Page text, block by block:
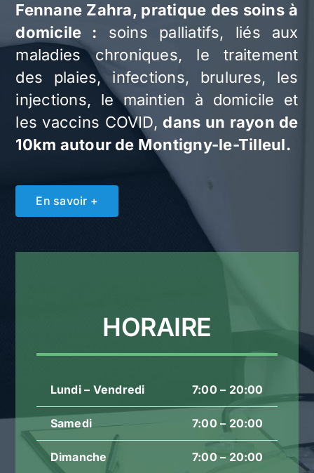
Fennane Zahra, pratique des soins à
domicile : soins palliatifs, liés aux
maladies chroniques, le traitement
des plaies, infections, brulures, les
injections, le maintien à domicile et
les vaccins COVID, dans un rayon de
10km autour de Montigny-le-Tilleul.
En savoir +
HORAIRE
Lundi – Vendredi 7:00 – 20:00
Samedi 7:00 – 20:00
Dimanche 7:00 – 20:00